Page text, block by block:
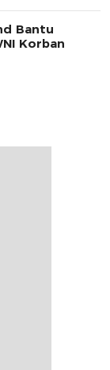
Bantu
Korban